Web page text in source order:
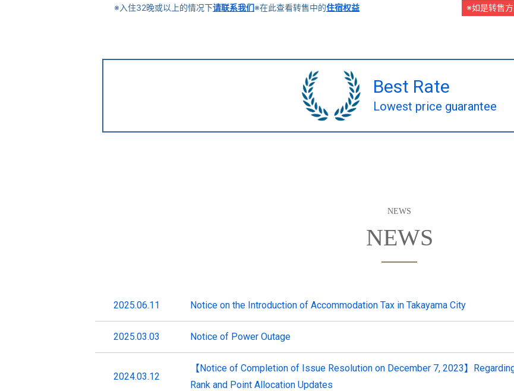
※入住32晚或以上的情况下请联系我们※在此查看转售中的住宿权益 ※如是转售
Best Rate
Lowest price guarantee
NEWS
2025.06.11 Notice on the Introduction of Accommodation Tax in Takayama City
2025.03.03 Notice of Power Outage
2024.03.12
【Notice of Completion of Issue Resolution on December 7, 2023】
Rank and Point Allocation Updates